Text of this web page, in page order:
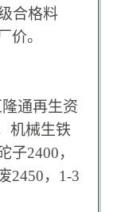
合格料
价。
通再生资
机械生铁
子2400，
2450，1-3